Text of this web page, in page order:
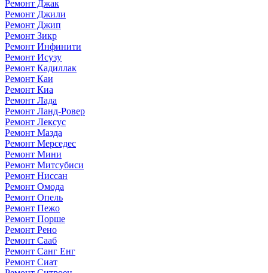
Ремонт Джак
Ремонт Джили
Ремонт Джип
Ремонт Зикр
Ремонт Инфинити
Ремонт Исузу
Ремонт Кадиллак
Ремонт Каи
Ремонт Киа
Ремонт Лада
Ремонт Ланд-Ровер
Ремонт Лексус
Ремонт Мазда
Ремонт Мерседес
Ремонт Мини
Ремонт Митсубиси
Ремонт Ниссан
Ремонт Омода
Ремонт Опель
Ремонт Пежо
Ремонт Порше
Ремонт Рено
Ремонт Сааб
Ремонт Санг Енг
Ремонт Сиат